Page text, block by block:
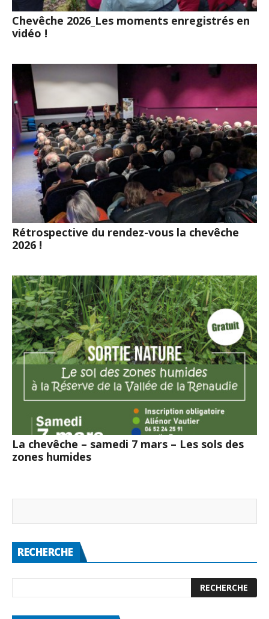
Chevêche 2026_Les moments enregistrés en
vidéo !
Rétrospective du rendez-vous la chevêche
2026 !
La chevêche – samedi 7 mars – Les sols des
zones humides
RECHERCHE